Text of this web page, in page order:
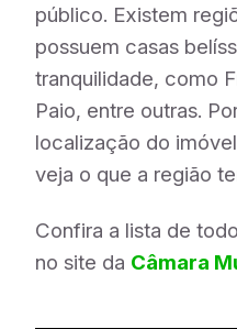
público. Existem
possuem casas
tranquilidade, como
Paio, entre outras.
localização do
veja o que a região
Confira a lista de
no site da Câmara